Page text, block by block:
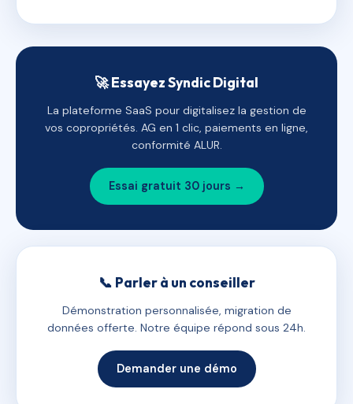
🚀 Essayez Syndic Digital
La plateforme SaaS pour digitalisez la gestion de
vos copropriétés. AG en 1 clic, paiements en ligne,
conformité ALUR.
Essai gratuit 30 jours →
📞 Parler à un conseiller
Démonstration personnalisée, migration de
données offerte. Notre équipe répond sous 24h.
Demander une démo